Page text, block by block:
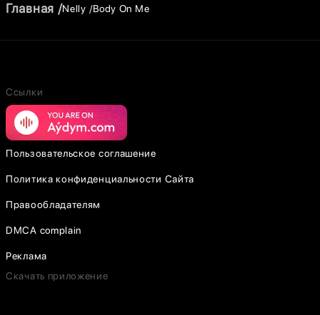
Главная Nelly Body On Me
Ссылки
Пользовательское соглашение
Политика конфиденциальности Сайта
Правообладателям
DMCA complain
Реклама
Скачать приложение